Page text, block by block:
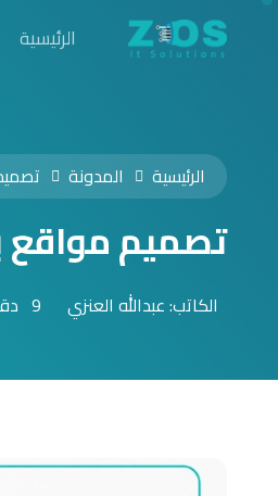
الرئيسية
الرئيسية المدونة
تصميم مواقع
الكاتب: عبدالله العنزي 9 دقائق للقراءة